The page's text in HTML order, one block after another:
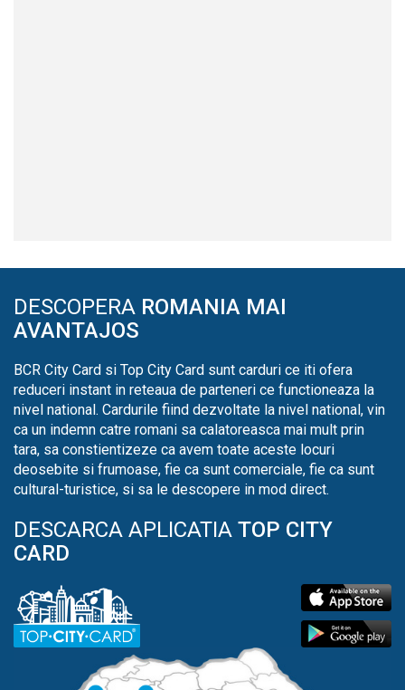
DESCOPERA ROMANIA MAI
AVANTAJOS
BCR City Card si Top City Card sunt carduri ce iti ofera
reduceri instant in reteaua de parteneri ce functioneaza la
nivel national. Cardurile fiind dezvoltate la nivel national, vin
ca un indemn catre romani sa calatoreasca mai mult prin
tara, sa constientizeze ca avem toate aceste locuri
deosebite si frumoase, fie ca sunt comerciale, fie ca sunt
cultural-turistice, si sa le descopere in mod direct.
DESCARCA APLICATIA TOP CITY
CARD